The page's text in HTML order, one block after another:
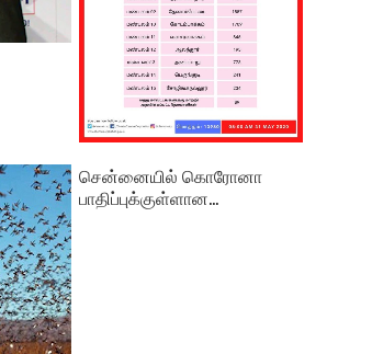
சென்னையில் கொரோனா
பாதிப்புக்குள்ளான...